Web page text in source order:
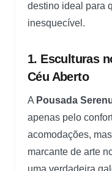
destino ideal para
inesquecível.
1. Esculturas
Céu Aberto
A Pousada
apenas pelo
acomodações,
marcante de arte
uma verdadeira